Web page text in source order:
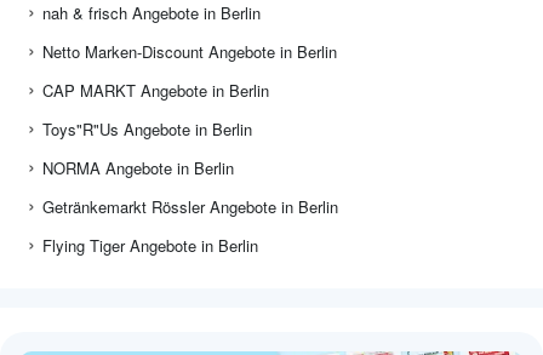
nah & frisch Angebote in Berlin
Netto Marken-Discount Angebote in Berlin
CAP MARKT Angebote in Berlin
Toys"R"Us Angebote in Berlin
NORMA Angebote in Berlin
Getränkemarkt Rössler Angebote in Berlin
Flying Tiger Angebote in Berlin